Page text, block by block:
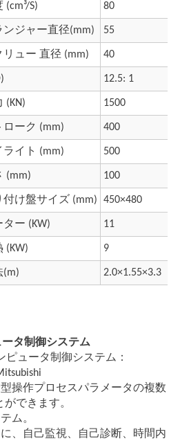
(cm³/S) 80
ンジャー直径(mm) 55
リュー 直径 (mm) 40
12.5: 1
(KN) 1500
ローク (mm) 400
ライト (mm) 500
(mm) 100
付け盤サイズ (mm) 450×480
ター (KW) 11
(KW) 9
(m) 2.0×1.55×3.3
タ制御システム
ュータ制御システム：
操作プロセスパラメータの複数
できます。
ム。
、自己監視、自己診断、時間内